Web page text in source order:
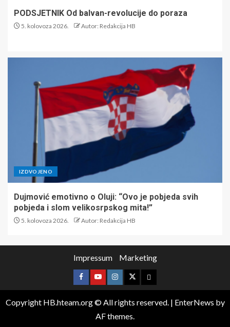
PODSJETNIK Od balvan-revolucije do poraza
5. kolovoza 2026. Autor: Redakcija HB
IZDVOJENO
Dujmović emotivno o Oluji: “Ovo je pobjeda svih
pobjeda i slom velikosrpskog mita!”
5. kolovoza 2026. Autor: Redakcija HB
Impressum Marketing
Copyright HB.hteam.org © All rights reserved. | EnterNews by
AF themes.